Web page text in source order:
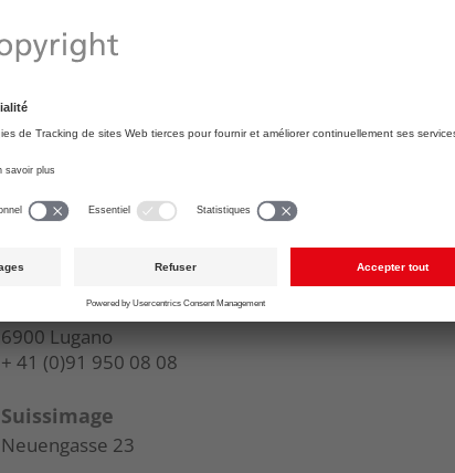
Bellariastrasse 82
Suisse
+41 (0)44 485 66 66
www.suisa.ch
Av. du Grammont 11bis
+41 (0)21 614 32 32
Via Cattedrale
6900 Lugano
+ 41 (0)91 950 08 08
Suissimage
Neuengasse 23